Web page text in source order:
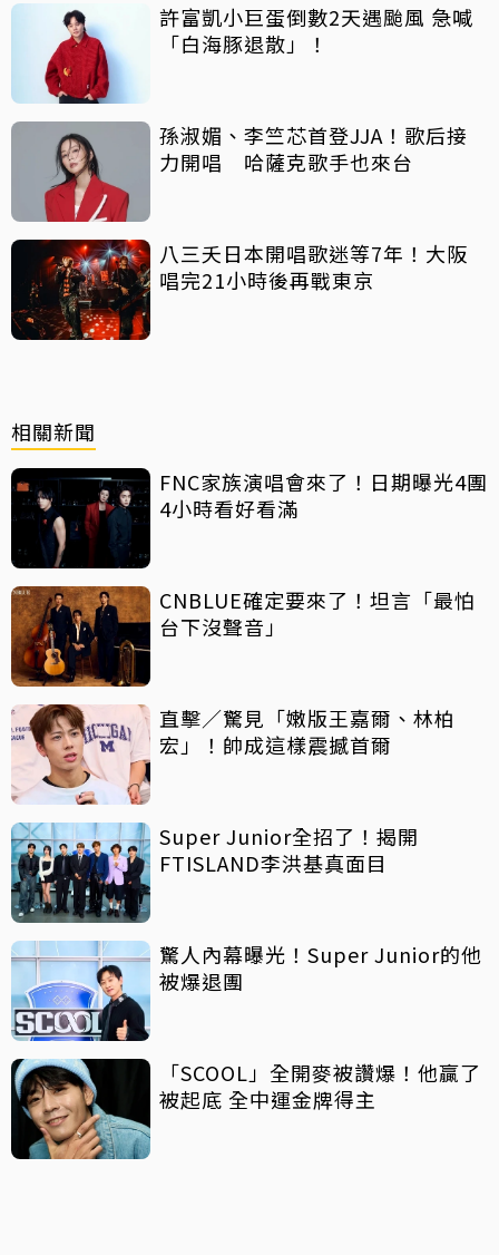
許富凱小巨蛋倒數2天遇颱風 急喊
「白海豚退散」！
孫淑媚、李竺芯首登JJA！歌后接
力開唱 哈薩克歌手也來台
八三夭日本開唱歌迷等7年！大阪
唱完21小時後再戰東京
相關新聞
FNC家族演唱會來了！日期曝光4團
4小時看好看滿
CNBLUE確定要來了！坦言「最怕
台下沒聲音」
直擊／驚見「嫩版王嘉爾、林柏
宏」！帥成這樣震撼首爾
Super Junior全招了！揭開
FTISLAND李洪基真面目
驚人內幕曝光！Super Junior的他
被爆退團
「SCOOL」全開麥被讚爆！他贏了
被起底 全中運金牌得主